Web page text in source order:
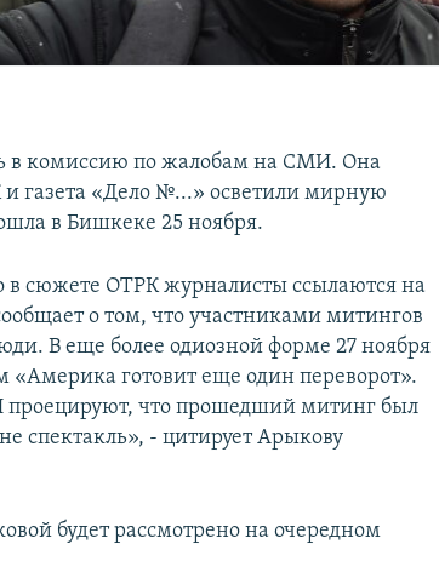
в комиссию по жалобам на СМИ. Она
газета «Дело №...» осветили мирную
в Бишкеке 25 ноября.
в сюжете ОТРК журналисты ссылаются на
о том, что участниками митингов
В еще более одиозной форме 27 ноября
«Америка готовит еще один переворот».
что прошедший митинг был
спектакль», - цитирует Арыкову
будет рассмотрено на очередном